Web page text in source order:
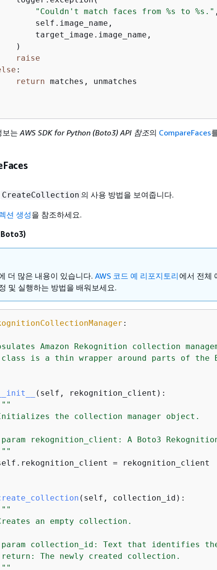
"Couldn't match faces from %s to %s." ,
self.image_name,
target_image.image_name,
)
raise
:
return matches, unmatches
보는 AWS SDK for Python (Boto3) API 참조의 CompareFaces
CreateCollection 의 사용 방법을 보여줍니다.
션 생성을 참조하세요.
더 많은 내용이 있습니다. AWS 코드 예 리포지토리 에서 전체
및 실행하는 방법을 배워보세요.
:
Amazon Rekognition collection
is a thin wrapper around parts of the
( self, rekognition_client ):
the collection manager object.
rekognition_client: A Boto3
= rekognition_client
( self, collection_id ):
an empty collection.
collection_id: Text that identifies
The newly created collection.